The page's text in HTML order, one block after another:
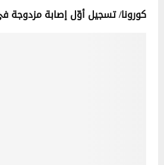
كورونا/ تسجيل أوّل إصابة